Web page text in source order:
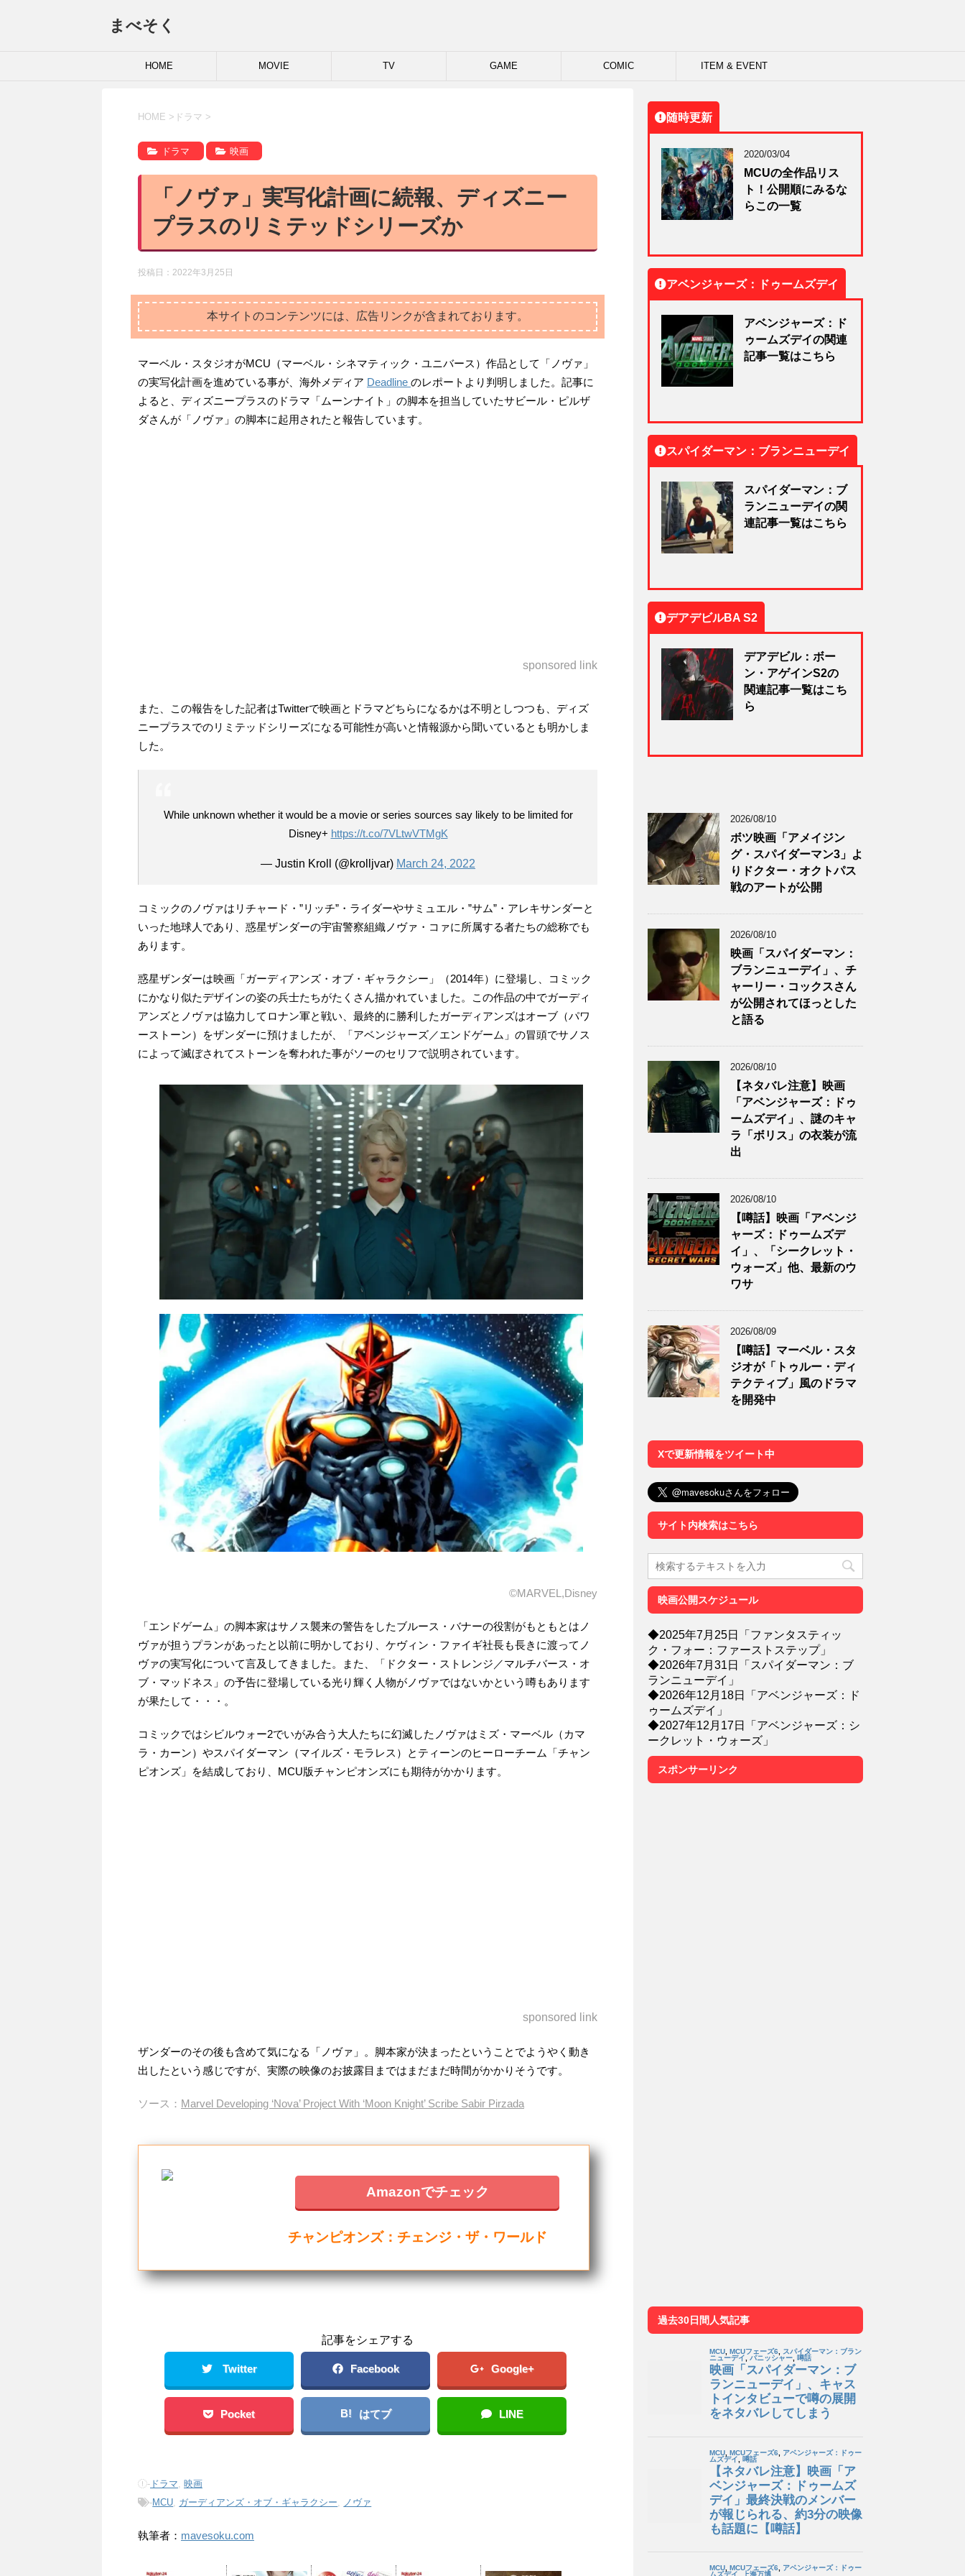
まべそく
HOME MOVIE TV GAME COMIC ITEM & EVENT
HOME > ドラマ >
ドラマ 映画
「ノヴァ」実写化計画に続報、ディズニー
プラスのリミテッドシリーズか
投稿日： 2022年3月25日
本サイトのコンテンツには、広告リンクが含まれております。
マーベル・スタジオがMCU（マーベル・シネマティック・ユニバース）作品として「ノヴァ」
の実写化計画を進めている事が、海外メディア Deadline のレポートより判明しました。記事に
よると、ディズニープラスのドラマ「ムーンナイト」の脚本を担当していたサビール・ピルザ
ダさんが「ノヴァ」の脚本に起用されたと報告しています。
sponsored link
また、この報告をした記者はTwitterで映画とドラマどちらになるかは不明としつつも、ディズ
ニープラスでのリミテッドシリーズになる可能性が高いと情報源から聞いているとも明かしま
した。
While unknown whether it would be a movie or series sources say likely to be limited for
Disney+ https://t.co/7VLtwVTMgK
— Justin Kroll (@krolljvar) March 24, 2022
コミックのノヴァはリチャード・”リッチ”・ライダーやサミュエル・”サム”・アレキサンダーと
いった地球人であり、惑星ザンダーの宇宙警察組織ノヴァ・コァに所属する者たちの総称でも
あります。
惑星ザンダーは映画「ガーディアンズ・オブ・ギャラクシー」（2014年）に登場し、コミック
にかなり似たデザインの姿の兵士たちがたくさん描かれていました。この作品の中でガーディ
アンズとノヴァは協力してロナン軍と戦い、最終的に勝利したガーディアンズはオーブ（パワ
ーストーン）をザンダーに預けましたが、「アベンジャーズ／エンドゲーム」の冒頭でサノス
によって滅ぼされてストーンを奪われた事がソーのセリフで説明されています。
©MARVEL,Disney
「エンドゲーム」の脚本家はサノス襲来の警告をしたブルース・バナーの役割がもともとはノ
ヴァが担うプランがあったと以前に明かしており、ケヴィン・ファイギ社長も長きに渡ってノ
ヴァの実写化について言及してきました。また、「ドクター・ストレンジ／マルチバース・オ
ブ・マッドネス」の予告に登場している光り輝く人物がノヴァではないかという噂もあります
が果たして・・・。
コミックではシビルウォー2でいがみ合う大人たちに幻滅したノヴァはミズ・マーベル（カマ
ラ・カーン）やスパイダーマン（マイルズ・モラレス）とティーンのヒーローチーム「チャン
ピオンズ」を結成しており、MCU版チャンピオンズにも期待がかかります。
sponsored link
ザンダーのその後も含めて気になる「ノヴァ」。脚本家が決まったということでようやく動き
出したという感じですが、実際の映像のお披露目まではまだまだ時間がかかりそうです。
ソース： Marvel Developing ‘Nova’ Project With ‘Moon Knight’ Scribe Sabir Pirzada
Amazonでチェック
チャンピオンズ：チェンジ・ザ・ワールド
記事をシェアする
Twitter Facebook Google+
Pocket B! はてブ LINE
- ドラマ
映画
-MCU ガーディアンズ・オブ・ギャラクシー ノヴァ
執筆者： mavesoku.com
随時更新
2020/03/04
MCUの全作品リス
ト！公開順にみるな
らこの一覧
アベンジャーズ：ドゥームズデイ
アベンジャーズ：ド
ゥームズデイの関連
記事一覧はこちら
スパイダーマン：ブランニューデイ
スパイダーマン：ブ
ランニューデイの関
連記事一覧はこちら
デアデビルBA S2
デアデビル：ボー
ン・アゲインS2の
関連記事一覧はこち
ら
2026/08/10
ボツ映画「アメイジン
グ・スパイダーマン3」よ
りドクター・オクトパス
戦のアートが公開
2026/08/10
映画「スパイダーマン：
ブランニューデイ」、チ
ャーリー・コックスさん
が公開されてほっとした
と語る
2026/08/10
【ネタバレ注意】映画
「アベンジャーズ：ドゥ
ームズデイ」、謎のキャ
ラ「ボリス」の衣装が流
出
2026/08/10
【噂話】映画「アベンジ
ャーズ：ドゥームズデ
イ」、「シークレット・
ウォーズ」他、最新のウ
ワサ
2026/08/09
【噂話】マーベル・スタ
ジオが「トゥルー・ディ
テクティブ」風のドラマ
を開発中
Xで更新情報をツイート中
サイト内検索はこちら
映画公開スケジュール
◆2025年7月25日「ファンタスティッ
ク・フォー：ファーストステップ」
◆2026年7月31日「スパイダーマン：ブ
ランニューデイ」
◆2026年12月18日「アベンジャーズ：ド
ゥームズデイ」
◆2027年12月17日「アベンジャーズ：シ
ークレット・ウォーズ」
スポンサーリンク
過去30日間人気記事